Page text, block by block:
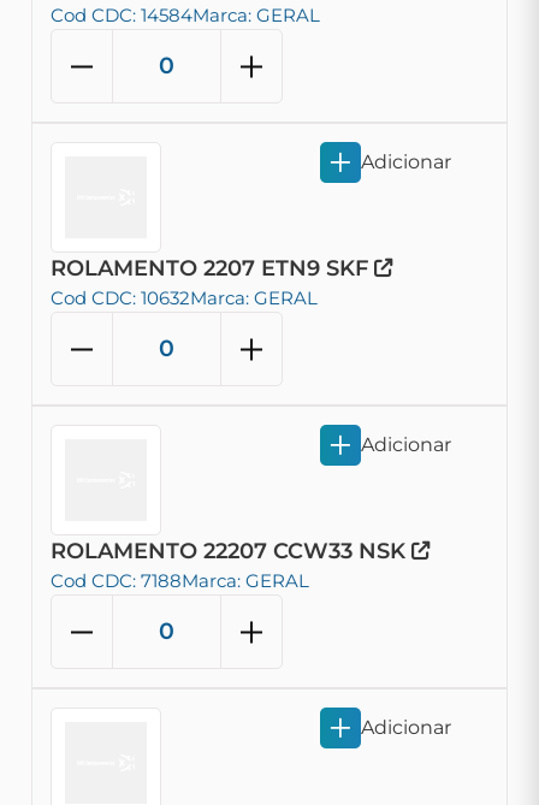
Cod CDC: 14584Marca: GERAL
ROLAMENTO 2207 ETN9 SKF
Cod CDC: 10632Marca: GERAL
Adicionar
ROLAMENTO 22207 CCW33 NSK
Cod CDC: 7188Marca: GERAL
Adicionar
Adicionar